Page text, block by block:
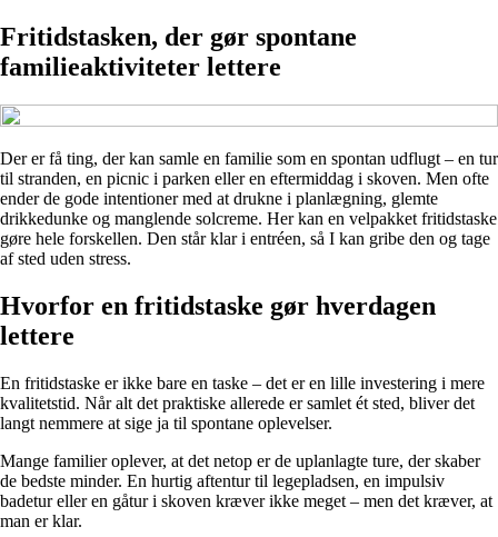
Fritidstasken, der gør spontane
familieaktiviteter lettere
Der er få ting, der kan samle en familie som en spontan udflugt – en tur
til stranden, en picnic i parken eller en eftermiddag i skoven. Men ofte
ender de gode intentioner med at drukne i planlægning, glemte
drikkedunke og manglende solcreme. Her kan en velpakket fritidstaske
gøre hele forskellen. Den står klar i entréen, så I kan gribe den og tage
af sted uden stress.
Hvorfor en fritidstaske gør hverdagen
lettere
En fritidstaske er ikke bare en taske – det er en lille investering i mere
kvalitetstid. Når alt det praktiske allerede er samlet ét sted, bliver det
langt nemmere at sige ja til spontane oplevelser.
Mange familier oplever, at det netop er de uplanlagte ture, der skaber
de bedste minder. En hurtig aftentur til legepladsen, en impulsiv
badetur eller en gåtur i skoven kræver ikke meget – men det kræver, at
man er klar.